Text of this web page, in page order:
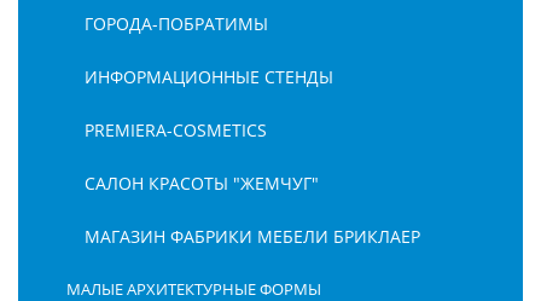
ГОРОДА-ПОБРАТИМЫ
ИНФОРМАЦИОННЫЕ СТЕНДЫ
PREMIERA-COSMETICS
САЛОН КРАСОТЫ "ЖЕМЧУГ"
МАГАЗИН ФАБРИКИ МЕБЕЛИ БРИКЛАЕР
МАЛЫЕ АРХИТЕКТУРНЫЕ ФОРМЫ